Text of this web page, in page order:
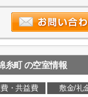
糸町 の空室情報
・共益費 敷金/礼